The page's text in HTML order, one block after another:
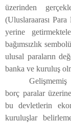
üzerinden
(Uluslaraarası
yerine
bağımsızlık
ulusal paraların
banka ve kuruluş
Gelişmemiş
borç paralar
bu devletlerin
kuruluşlar